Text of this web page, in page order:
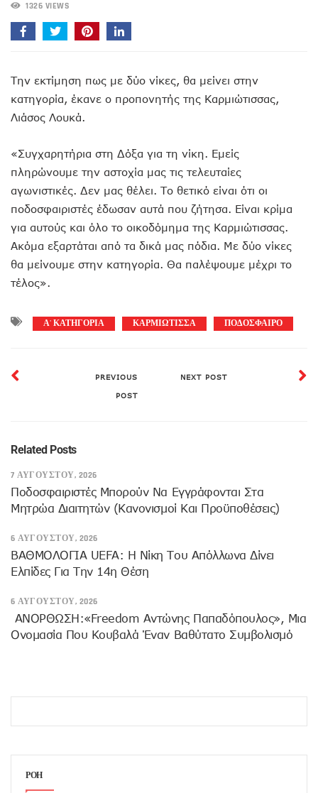
1326 VIEWS
Την εκτίμηση πως με δύο νίκες, θα μείνει στην
κατηγορία, έκανε ο προπονητής της Καρμιώτισσας,
Λιάσος Λουκά.
«Συγχαρητήρια στη Δόξα για τη νίκη. Εμείς
πληρώνουμε την αστοχία μας τις τελευταίες
αγωνιστικές. Δεν μας θέλει. Το θετικό είναι ότι οι
ποδοσφαιριστές έδωσαν αυτά που ζήτησα. Είναι κρίμα
για αυτούς και όλο το οικοδόμημα της Καρμιώτισσας.
Ακόμα εξαρτάται από τα δικά μας πόδια. Με δύο νίκες
θα μείνουμε στην κατηγορία. Θα παλέψουμε μέχρι το
τέλος».
Α' ΚΑΤΗΓΟΡΙΑ ΚΑΡΜΙΩΤΙΣΣΑ ΠΟΔΟΣΦΑΙΡΟ
PREVIOUS
POST
NEXT POST
Related Posts
7 ΑΥΓΟΎΣΤΟΥ, 2026
Ποδοσφαιριστές Μπορούν Να Εγγράφονται Στα
Μητρώα Διαιτητών (κανονισμοί Και Προϋποθέσεις)
6 ΑΥΓΟΎΣΤΟΥ, 2026
ΒΑΘΜΟΛΟΓΙΑ UEFA: Η Νίκη Του Απόλλωνα Δίνει
Ελπίδες Για Την 14η Θέση
6 ΑΥΓΟΎΣΤΟΥ, 2026
ANOΡΘΩΣΗ:«Freedom Αντώνης Παπαδόπουλος», Μια
Ονομασία Που Κουβαλά Έναν Βαθύτατο Συμβολισμό
ΡΟΗ